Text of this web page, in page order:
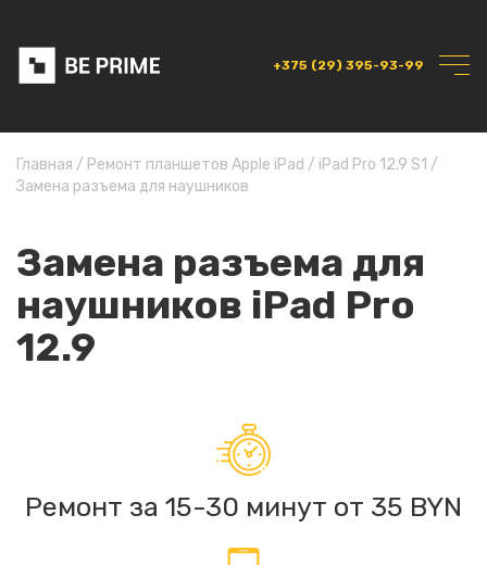
+375 (29) 395-93-99
Главная / Ремонт планшетов Apple iPad / iPad Pro 12.9 S1 /
Замена разъема для наушников
Замена разъема для
наушников iPad Pro
12.9
Ремонт за 15-30 минут от 35 BYN